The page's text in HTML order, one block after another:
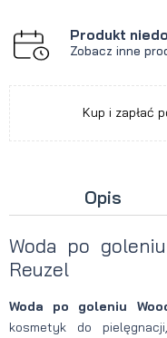
Produkt
Zobacz inne
Kup i zapłać
Opis
Woda po
Reuzel
Woda po goleniu
kosmetyk do